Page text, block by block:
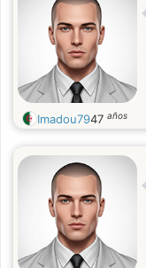
Imadou7947 años